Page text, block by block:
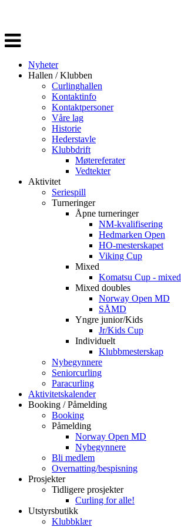
Veksle
navigasjon
Nyheter
Hallen / Klubben
Curlinghallen
Kontaktinfo
Kontaktpersoner
Våre lag
Historie
Hederstavle
Klubbdrift
Møtereferater
Vedtekter
Aktivitet
Seriespill
Turneringer
Åpne turneringer
NM-kvalifisering
Hedmarken Open
HO-mesterskapet
Viking Cup
Mixed
Komatsu Cup - mixed
Mixed doubles
Norway Open MD
SÅMD
Yngre junior/Kids
Jr/Kids Cup
Individuelt
Klubbmesterskap
Nybegynnere
Seniorcurling
Paracurling
Aktivitetskalender
Booking / Påmelding
Booking
Påmelding
Norway Open MD
Nybegynnere
Bli medlem
Overnatting/bespisning
Prosjekter
Tidligere prosjekter
Curling for alle!
Utstyrsbutikk
Klubbklær